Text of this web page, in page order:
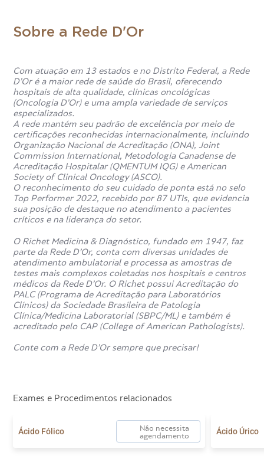
exame de Sexagem Fetal?
O tempo para obter o resultado do exame de Sexagem
Fetal varia de acordo com o laboratório, mas geralmente é
informado de 3 a 10 dias úteis após a coleta.
O exame de Sexagem Fetal pode
dar errado?
Embora o exame seja muito preciso, existem situações
que podem interferir no resultado, como contaminação da
amostra, transfusões de sangue recentes, transplantes de
medula óssea ou fertilizações in vitro com embriões
masculinos. Além disso, realizar o exame antes da 8ª
semana de gestação pode aumentar as chances de erro.
Qual especialista pode solicitar
o exame de Sexagem Fetal?
obstetras ou ginecologistas que acompanham a gestação.
antecipada.
Sobre a Rede D'Or
Com atuação em 13 estados e no Distrito Federal, a Rede
D’Or é a maior rede de saúde do Brasil, oferecendo
hospitais de alta qualidade, clínicas oncológicas
(Oncologia D’Or) e uma ampla variedade de serviços
especializados.
A rede mantém seu padrão de excelência por meio de
certificações reconhecidas internacionalmente, incluindo
Organização Nacional de Acreditação (ONA), Joint
Commission International, Metodologia Canadense de
Acreditação Hospitalar (QMENTUM IQG) e American
Society of Clinical Oncology (ASCO).
O reconhecimento do seu cuidado de ponta está no selo
Top Performer 2022, recebido por 87 UTIs, que evidencia
sua posição de destaque no atendimento a pacientes
críticos e na liderança do setor.
O Richet Medicina & Diagnóstico, fundado em 1947, faz
parte da Rede D’Or, conta com diversas unidades de
atendimento ambulatorial e processa as amostras de
testes mais complexos coletadas nos hospitais e centros
médicos da Rede D’Or. O Richet possui Acreditação do
PALC (Programa de Acreditação para Laboratórios
Clínicos) da Sociedade Brasileira de Patologia
Clínica/Medicina Laboratorial (SBPC/ML) e também é
acreditado pelo CAP (College of American Pathologists).
Conte com a Rede D’Or sempre que precisar!
Exames e Procedimentos relacionados
Ácido Fólico
Não necessita
agendamento
Ácido Úrico